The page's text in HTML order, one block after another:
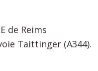
de Reims
Taittinger (A344).